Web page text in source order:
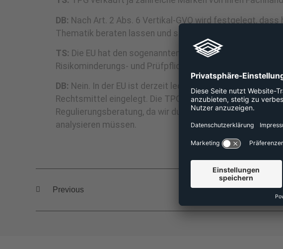
DB: Nach Art. 2 Abs. 6 Vertikal-GVO wird festgelegt,
Thematik beraten lassen und sehen derzeit keine
TS: Die EU hat den sogenannten Digital Services Act
Risikominderungs- und Prüfpflichten auferlegt. Fällt die
DB: Nein. In der EU ist derzeit lediglich Zalando aufgrund
Rechtsmittel eingelegt. Die TPG fällt jedoch nicht
Regulierungsberatung, da wir durch mehr Komplexität
analysieren müssen.
Previous